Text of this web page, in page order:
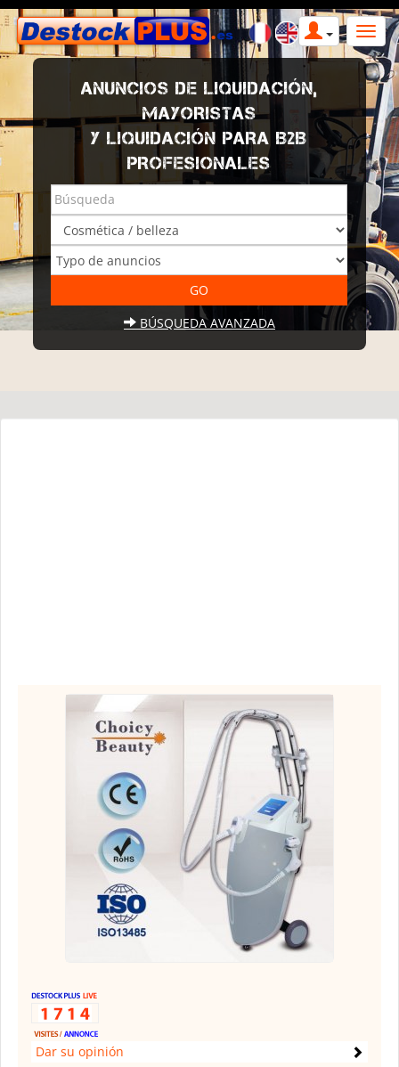
ANUNCIOS DE LIQUIDACIÓN,
MAYORISTAS
Y LIQUIDACIÓN PARA B2B
PROFESIONALES
BÚSQUEDA AVANZADA
Dar su opinión